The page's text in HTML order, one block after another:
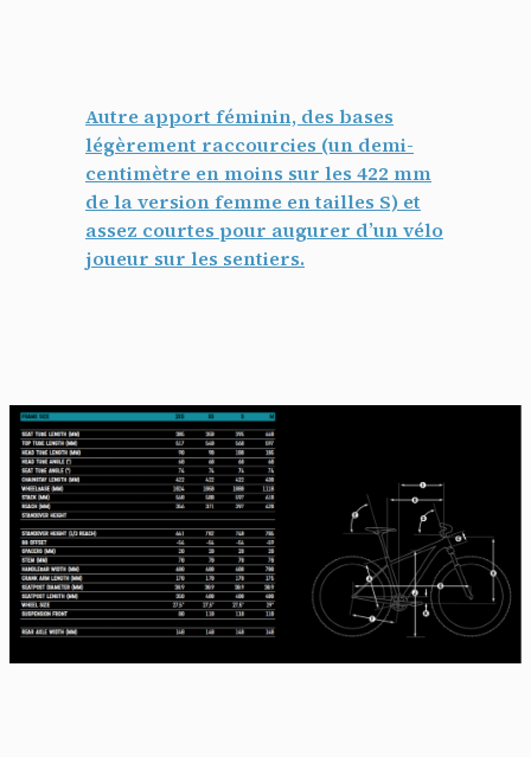
Autre apport féminin, des bases
légèrement raccourcies (un demi-
centimètre en moins sur les 422 mm
de la version femme en tailles S) et
assez courtes pour augurer d’un vélo
joueur sur les sentiers.